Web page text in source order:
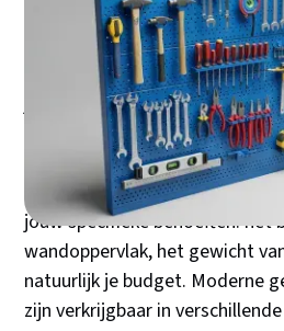
Een chaotische werkplaats
maar ook geld door
gereedschap. Een
jouw garage of werkplaats van
een efficiënte, professionele
stuk gereedschap direct
keuze voor de juiste
jouw specifieke behoeften: het
wandoppervlak, het gewicht
natuurlijk je budget. Moderne
zijn verkrijgbaar in